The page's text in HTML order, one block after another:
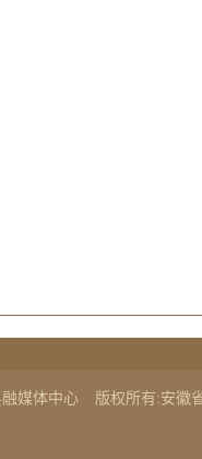
媒体中心
版权所有:安徽